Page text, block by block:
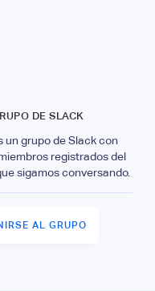
DE SLACK
un grupo de Slack con
registrados del
sigamos conversando.
AL GRUPO